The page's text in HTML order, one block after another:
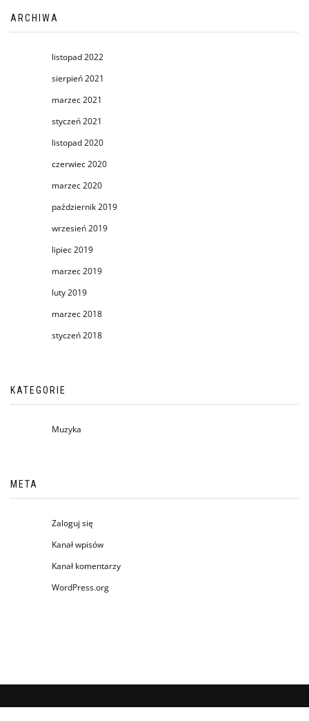
ARCHIWA
listopad 2022
sierpień 2021
marzec 2021
styczeń 2021
listopad 2020
czerwiec 2020
marzec 2020
październik 2019
wrzesień 2019
lipiec 2019
marzec 2019
luty 2019
marzec 2018
styczeń 2018
KATEGORIE
Muzyka
META
Zaloguj się
Kanał wpisów
Kanał komentarzy
WordPress.org